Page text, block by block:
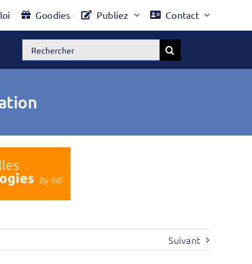
Goodies Publiez Contact
Rechercher:
Suivant